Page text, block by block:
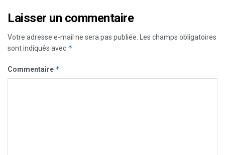
Laisser un commentaire
Votre adresse e-mail ne sera pas publiée. Les champs obligatoires
sont indiqués avec *
Commentaire *